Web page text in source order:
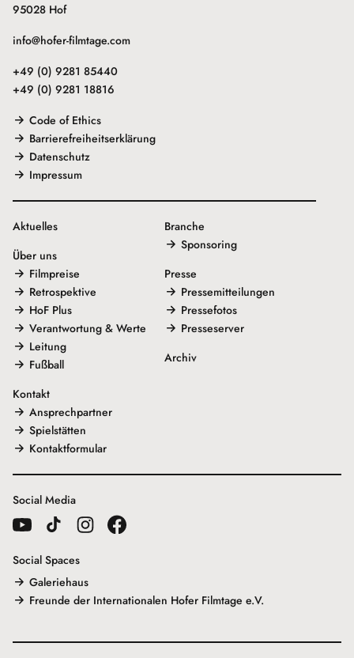
95028 Hof
info@hofer-filmtage.com
+49 (0) 9281 85440
+49 (0) 9281 18816
Code of Ethics
Barrierefreiheitserklärung
Datenschutz
Impressum
Aktuelles
Über uns
Filmpreise
Retrospektive
HoF Plus
Verantwortung & Werte
Leitung
Fußball
Kontakt
Ansprechpartner
Spielstätten
Kontaktformular
Branche
Sponsoring
Presse
Pressemitteilungen
Pressefotos
Presseserver
Archiv
Social Media
Social Spaces
Galeriehaus
Freunde der Internationalen Hofer Filmtage e.V.